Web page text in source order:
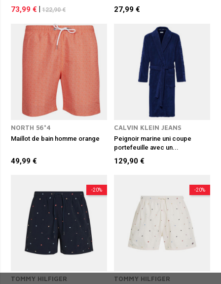
73,99 € 122,90 € 27,99 €
NORTH 56°4
Maillot de bain homme orange
49,99 €
CALVIN KLEIN JEANS
Peignoir marine uni coupe
portefeuille avec un...
129,90 €
-20%
TOMMY HILFIGER
-20%
TOMMY HILFIGER